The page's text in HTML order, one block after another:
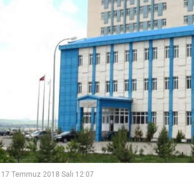
17 Temmuz 2018 Salı 12:07